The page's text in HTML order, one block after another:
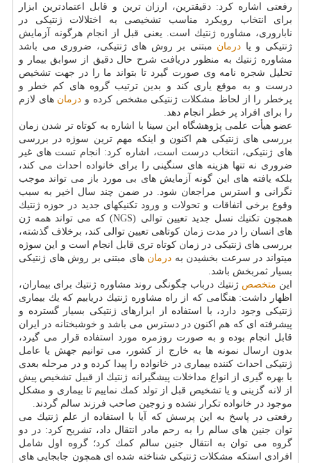
رفعتی اشاره كرد: دقیق­ترین، ارزان ترین و قابل اعتمادترین ابزار
برای انتخاب رویكرد مناسب تشخیصی به اختلالات ژنتیكی در
ناباروری، مشاوره ژنتیك است. یعنی قبل از انجام هرگونه آزمایش
ژنتیكی و یا درمان مبتنی بر روش های ژنتیكی، ضروری می باشد
مشاوره ژنتیك به منظور دریافت شرح حال دقیق از سوابق بیمار و
تحلیل شجره نامه وی صورت گیرد تا بتواند ما را در جهت تشخیص
درست و به موقع یاری كند و بدین ترتیب گروه های كم خطر و
پرخطر را از لحاظ مشكلات ژنتیكی مشخص كرده و درمان های لازم
را برای افراد پر خطر انجام دهد.
عضو هیأت علمی پژوهشگاه ابن سینا با اشاره به كوتاه تر شدن زمان
بررسی های ژنتیكی هم اكنون و اینكه مهم ترین سوژه در بررسی
های ژنتیكی، انتخاب درست است، اشاره كرد: انجام تست های غیر
ضروری نه تنها هزینه های سنگینی را برای خانواده احداث می كند،
بلكه یافته های این گونه آزمایش های بی مورد باز می تواند موجب
نگرانی و استرس مراجعان شود. در ضمن چند سال اخیر به سبب
وقوع برخی اتفاقات و تحولات و ورود تكنیكهای جدید در حوزه ژنتیك
همچون تكنیك نسل جدید تعیین توالی (NGS) كه می تواند همه ژن
های انسان را در مدت زمان كوتاهی تعیین توالی كند، برخلاف گذشته،
بررسی های ژنتیكی در زمان كوتاه تری قابل انجام است و این سوژه
می­تواند در سرعت بخشیدن به درمان های مبتنی بر روش های ژنتیكی
بسیار ثمربخش باشد.
این متخصص ژنتیك درباب چگونگی روند مشاوره ژنتیك برای بیماران،
اظهار داشت: هنگامی كه از راه مشاوره ژنتیك دریابیم كه یك بیماری
ژنتیكی وجود دارد، با استفاده از ابزارهای ژنتیكی بسیار گسترده و
پیشرفته ای كه هم اكنون در دسترس می باشد و خوشبختانه در ایران
قابل انجام بوده و به صورت روزمره مورد استفاده قرار می گیرد،
بدون ارسال نمونه ها به خارج از كشور، می توانیم جهش یا عامل
ژنتیكی احداث كننده بیماری در خانواده را پیدا كرده و در مرحله بعدی
با بهره گیری از انواع مداخلات پیشگیرانه ژنتیك از قبیل تشخیص پیش
از لانه گزینی و یا تشخیص­ قبل از تولد كمك نماییم تا بیماری و مشكل
موجود در خانواده تكرار نشده و زوجین صاحب فرزند سالم گردند.
رفعتی در پاسخ به این پرسش كه آیا با استفاده از علم ژنتیك می
توان جنین های سالم را به رحم مادر انتقال داد، تشریح كرد: در دو
گروه می توان به انتقال جنین سالم كمك كرد؛ گروه اول شامل
افرادی است­كه مشكلات ژنتیكی شناخته شده ای همچون جابجایی های